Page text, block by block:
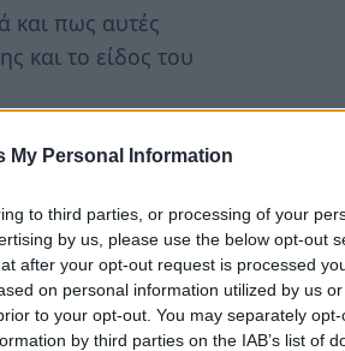
My Personal Information
to third parties, or processing of your
by us, please use the below opt-out
after your opt-out request is processed
on personal information utilized by us
to your opt-out. You may separately
by third parties on the IAB’s list of
και πως αυτές
και το είδος του
που
Ελαιοκομικών
του Γεωπονικού
Σύμβουλο επιχειρήσεων
Ελαιοκαλλιέργειας των